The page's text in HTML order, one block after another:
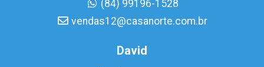
(84) 99196-1528
vendas12@casanorte.com.br
David